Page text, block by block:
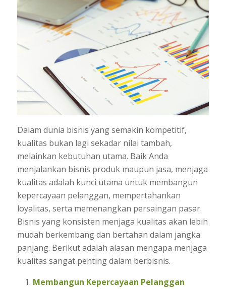
Dalam dunia bisnis yang semakin kompetitif,
kualitas bukan lagi sekadar nilai tambah,
melainkan kebutuhan utama. Baik Anda
menjalankan bisnis produk maupun jasa, menjaga
kualitas adalah kunci utama untuk membangun
kepercayaan pelanggan, mempertahankan
loyalitas, serta memenangkan persaingan pasar.
Bisnis yang konsisten menjaga kualitas akan lebih
mudah berkembang dan bertahan dalam jangka
panjang. Berikut adalah alasan mengapa menjaga
kualitas sangat penting dalam berbisnis.
Membangun Kepercayaan Pelanggan